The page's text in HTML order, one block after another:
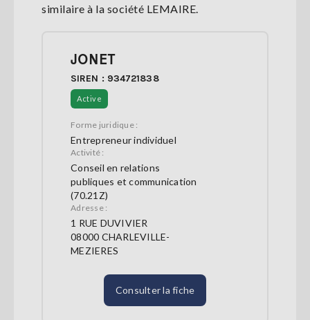
similaire à la société LEMAIRE.
JONET
SIREN : 934721838
Active
Forme juridique :
Entrepreneur individuel
Activité :
Conseil en relations
publiques et communication
(70.21Z)
Adresse :
1 RUE DUVIVIER
08000 CHARLEVILLE-
MEZIERES
Consulter la fiche